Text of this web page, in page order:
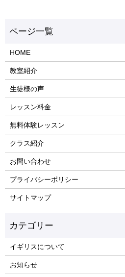
HOME
教室紹介
生徒様の声
レッスン料金
無料体験レッスン
クラス紹介
お問い合わせ
プライバシーポリシー
サイトマップ
イギリスについて
お知らせ